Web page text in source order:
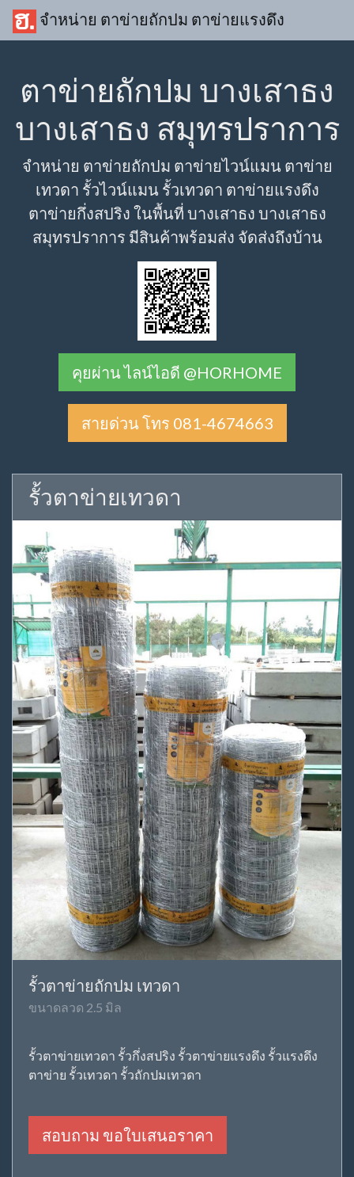
จำหน่าย ตาข่ายถักปม ตาข่ายแรงดึง
ตาข่ายถักปม บางเสาธง
บางเสาธง สมุทรปราการ
จำหน่าย ตาข่ายถักปม ตาข่ายไวน์แมน ตาข่าย
เทวดา รั้วไวน์แมน รั้วเทวดา ตาข่ายแรงดึง
ตาข่ายกึ่งสปริง ในพื้นที่ บางเสาธง บางเสาธง
สมุทรปราการ มีสินค้าพร้อมส่ง จัดส่งถึงบ้าน
คุยผ่าน ไลน์ไอดี @HORHOME
สายด่วน โทร 081-4674663
รั้วตาข่ายเทวดา
รั้วตาข่ายถักปม เทวดา
ขนาดลวด 2.5 มิล
รั้วตาข่ายเทวดา รั้วกึ่งสปริง รั้วตาข่ายแรงดึง รั้วแรงดึง
ตาข่าย รั้วเทวดา รั้วถักปมเทวดา
สอบถาม ขอใบเสนอราคา